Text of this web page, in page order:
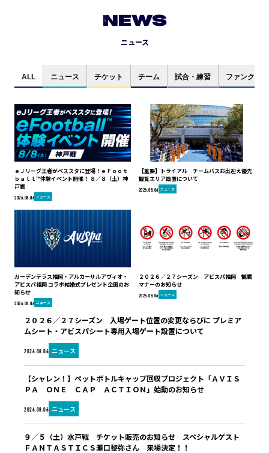
NEWS
ニュース
ALL ニュース チケット チーム 試合・練習 ファンクラブ
ｅＪリーグ王者がベススタに登場！ｅＦｏｏｔ
ｂａｌｌ™体験イベント開催！ ８／８（土）神
戸戦
2026.08.06 ニュース
【重要】トライアル チームバスお出迎え優先
観覧エリア設置について
2026.08.06 ニュース
ガーデンテラス福岡・アルカーサルアヴィオ・
アビスパ福岡 コラボ結婚式プレゼント企画のお
知らせ
2026.08.06 ニュース
２０２６／２７シーズン アビスパ福岡 観戦
マナーのお知らせ
2026.08.06 ニュース
2026.08.06 ニュース
２０２６／２７シーズン 入場ゲート位置の変更ならびに プレミア
ムシート・アビスパシート専用入場ゲート設置について
2026.08.06 ニュース
【シャレン！】ペットボトルキャップ回収プロジェクト「ＡＶＩＳ
ＰＡ ＯＮＥ ＣＡＰ ＡＣＴＩＯＮ」始動のお知らせ
９／５（土）水戸戦 チケット販売のお知らせ スペシャルゲスト
ＦＡＮＴＡＳＴＩＣＳ瀬口黎弥さん 来場決定！！